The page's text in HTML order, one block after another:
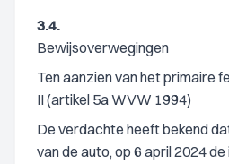
3.4.
Bewijsoverwegingen
Ten aanzien van het primaire
II (artikel 5a WVW 1994)
De verdachte heeft bekend
van de auto, op 6 april 2024